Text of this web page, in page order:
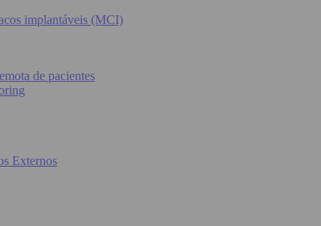
implantáveis (MCI)
de pacientes
Externos